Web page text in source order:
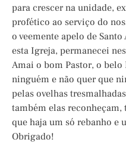
para crescer na unidade,
profético ao serviço do
o veemente apelo de
esta Igreja, permanecei
Amai o bom Pastor, o belo
ninguém e não quer que
pelas ovelhas
também elas
que haja um só rebanho e
Obrigado!